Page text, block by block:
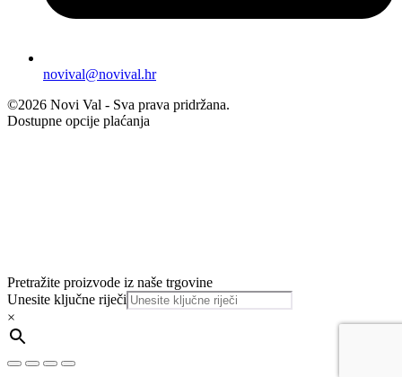
novival@novival.hr
©2026 Novi Val - Sva prava pridržana.
Dostupne opcije plaćanja
Pretražite proizvode iz naše trgovine
Unesite ključne riječi
×